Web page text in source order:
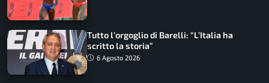
Tutto l’orgoglio di Barelli: “L’Italia ha
scritto la storia”
6 Agosto 2026